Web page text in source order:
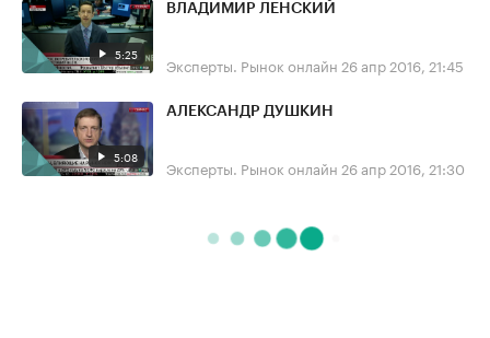
5:25
ВЛАДИМИР ЛЕНСКИЙ
Эксперты. Рынок онлайн 26 апр 2016, 21:45
5:08
АЛЕКСАНДР ДУШКИН
Эксперты. Рынок онлайн 26 апр 2016, 21:30